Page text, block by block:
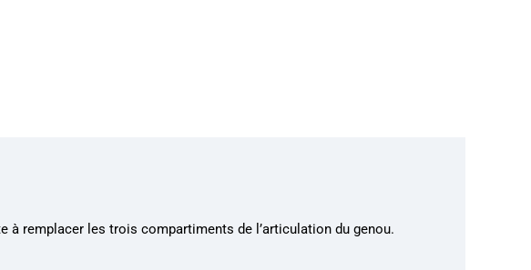
à remplacer les trois compartiments de l’articulation du genou.